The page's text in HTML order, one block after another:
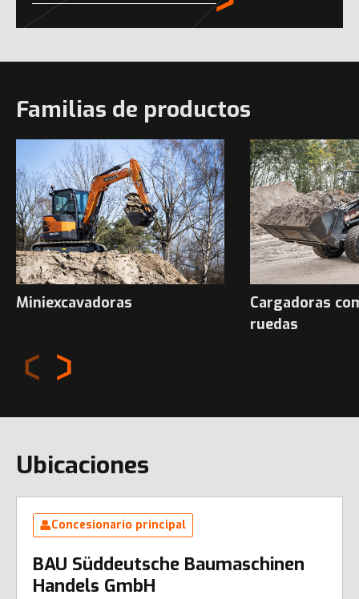
Familias de productos
Miniexcavadoras
Cargadoras
ruedas
Ubicaciones
Concesionario principal
BAU Süddeutsche Baumaschinen
Handels GmbH